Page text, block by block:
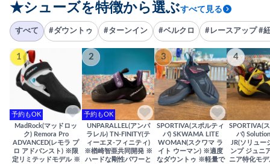
★シューズを特徴から選ぶすべて見る
すべて #ダウントゥ #ターンイン #ベルクロ #レースアップ #
1
予約もOK
MadRock(マッドロッ
ク) Remora Pro
ADVANCED(レモラ プ
ロ アドバンスト) ※限
定リミテッドモデル ※
2
予約もOK
UNPARALLEL(アンパ
ラレル) TN-FINITY(テ
ィーエヌ-フィニティ)
※楢崎智亜共同開発 ※
ハードな剛性パワーと
3
SPORTIVA(スポルティ
バ) SKWAMA LITE
WOMAN(スクワマ ラ
イト ウーマン) ※適度
なダウントゥ ※軽量で
4
SPORTIVA(
バ)
JR(ソリュー
ンプ ジュニ
ニア特化モ